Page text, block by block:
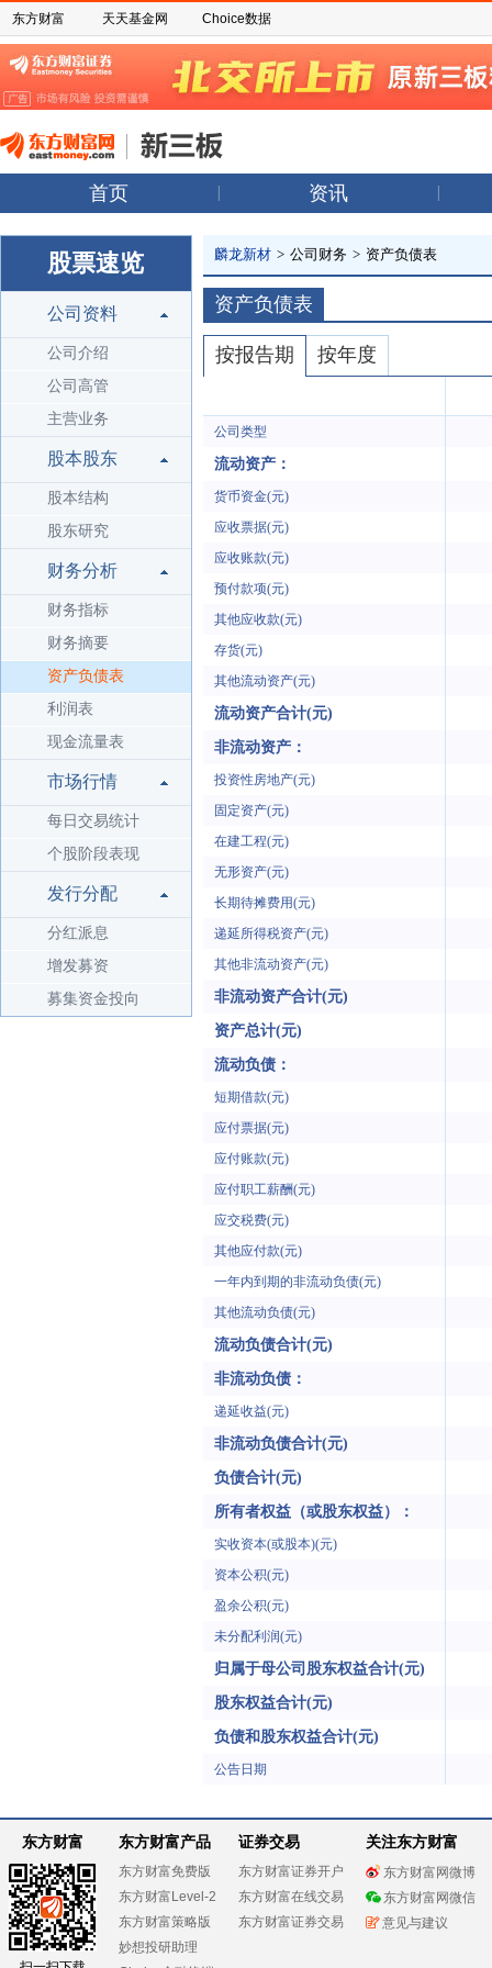
东方财富 天天基金网 Choice数据
首页 资讯
股票速览
公司资料
公司介绍
公司高管
主营业务
股本股东
股本结构
股东研究
财务分析
财务指标
财务摘要
资产负债表
利润表
现金流量表
市场行情
每日交易统计
个股阶段表现
发行分配
分红派息
增发募资
募集资金投向
麟龙新材 > 公司财务 > 资产负债表
资产负债表
按报告期 按年度
公司类型
流动资产：
货币资金(元)
应收票据(元)
应收账款(元)
预付款项(元)
其他应收款(元)
存货(元)
其他流动资产(元)
流动资产合计(元)
非流动资产：
投资性房地产(元)
固定资产(元)
在建工程(元)
无形资产(元)
长期待摊费用(元)
递延所得税资产(元)
其他非流动资产(元)
非流动资产合计(元)
资产总计(元)
流动负债：
短期借款(元)
应付票据(元)
应付账款(元)
应付职工薪酬(元)
应交税费(元)
其他应付款(元)
一年内到期的非流动负债(元)
其他流动负债(元)
流动负债合计(元)
非流动负债：
递延收益(元)
非流动负债合计(元)
负债合计(元)
所有者权益（或股东权益）：
实收资本(或股本)(元)
资本公积(元)
盈余公积(元)
未分配利润(元)
归属于母公司股东权益合计(元)
股东权益合计(元)
负债和股东权益合计(元)
公告日期
东方财富 东方财富产品
东方财富免费版
东方财富Level-2
东方财富策略版
妙想投研助理
证券交易
东方财富证券开户
东方财富在线交易
东方财富证券交易
关注东方财富
东方财富网微博
东方财富网微信
意见与建议